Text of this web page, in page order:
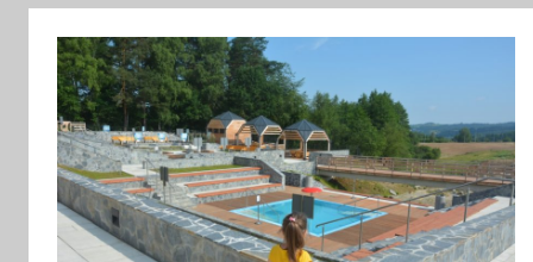
p
c
a
2
0
2
6